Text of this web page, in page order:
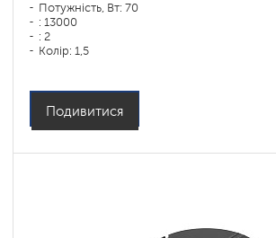
Потужність, Вт: 70
: 13000
: 2
Колір: 1,5
Бічні щітки: 1
Подивитися